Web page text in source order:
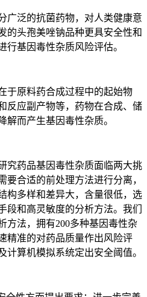
广泛的抗菌药物，对人类健康意
的头孢美唑钠品种更具安全性和
行基因毒性杂质风险评估。
于原料药合成过程中的起始物
反应副产物等，药物在合成、储
解而产生基因毒性杂质。
究药品基因毒性杂质面临两大挑
要合适的前处理方法进行分离，
构多样和差异大，含量很低，选
段和高灵敏度的分析方法。我们
方法，拥有200多种基因毒性杂
精准的对药品质量作出风险评
计算机模拟系统定出安全阈值。